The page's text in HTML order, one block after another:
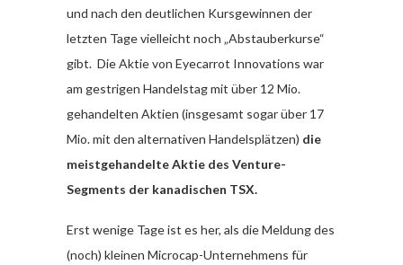
und nach den deutlichen Kursgewinnen der
letzten Tage vielleicht noch „Abstauberkurse“
gibt. Die Aktie von Eyecarrot Innovations war
am gestrigen Handelstag mit über 12 Mio.
gehandelten Aktien (insgesamt sogar über 17
Mio. mit den alternativen Handelsplätzen) die
meistgehandelte Aktie des Venture-
Segments der kanadischen TSX.
Erst wenige Tage ist es her, als die Meldung des
(noch) kleinen Microcap-Unternehmens für